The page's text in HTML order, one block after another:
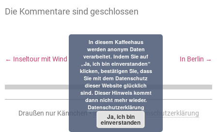
Die Kommentare sind geschlossen
← Inseltour mit Wind In Berlin →
Draußen nur Kännchen •Impressum•Datenschutzerklärung
In diesem Kaffeehaus
werden anonym Daten
verarbeitet. Indem Sie auf
„Ja, ich bin einverstanden“
klicken, bestätigen Sie, dass
Sie mit dem Datenschutz
dieser Website glücklich
sind. Dieser Hinweis kommt
dann nicht mehr wieder.
Datenschutzerklärung
Ja, ich bin
einverstanden